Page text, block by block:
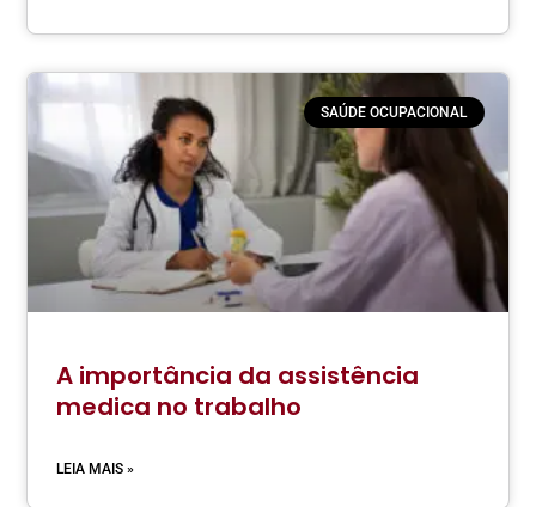
SAÚDE OCUPACIONAL
A importância da assistência
medica no trabalho
LEIA MAIS »